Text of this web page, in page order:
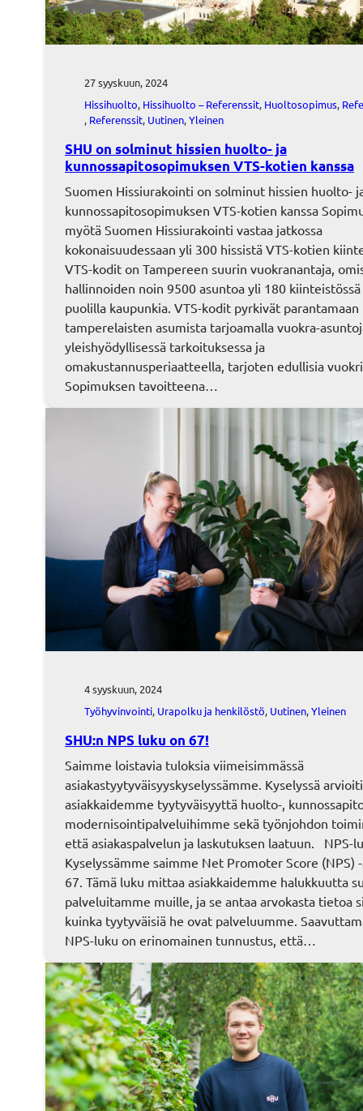
27 syyskuun, 2024
Hissihuolto, Hissihuolto – Referenssit, Huoltosopimus,
, Referenssit, Uutinen, Yleinen
SHU on solminut hissien huolto- ja
kunnossapitosopimuksen VTS-kotien kanssa
Suomen Hissiurakointi on solminut hissien huolto-
kunnossapitosopimuksen VTS-kotien kanssa
myötä Suomen Hissiurakointi vastaa jatkossa
kokonaisuudessaan yli 300 hissistä VTS-kotien
VTS-kodit on Tampereen suurin vuokranantaja,
hallinnoiden noin 9500 asuntoa yli 180
puolilla kaupunkia. VTS-kodit pyrkivät parantamaan
tamperelaisten asumista tarjoamalla vuokra-
yleishyödyllisessä tarkoituksessa ja
omakustannusperiaatteella, tarjoten edullisia
Sopimuksen tavoitteena…
4 syyskuun, 2024
Työhyvinvointi, Urapolku ja henkilöstö, Uutinen, Yleinen
SHU:n NPS luku on 67!
Saimme loistavia tuloksia viimeisimmässä
asiakastyytyväisyyskyselyssämme. Kyselyssä
asiakkaidemme tyytyväisyyttä huolto-,
modernisointipalveluihimme sekä työnjohdon
että asiakaspalvelun ja laskutuksen laatuun. NPS-
Kyselyssämme saimme Net Promoter Score (NPS)
67. Tämä luku mittaa asiakkaidemme halukkuutta
palveluitamme muille, ja se antaa arvokasta tietoa
kuinka tyytyväisiä he ovat palveluumme.
NPS-luku on erinomainen tunnustus, että…